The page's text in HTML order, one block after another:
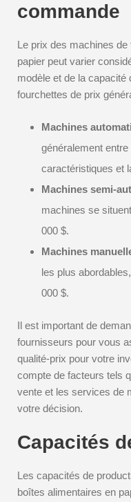
commande
Le prix des machines
papier peut varier
modèle et de la capacité
fourchettes de prix
Machines
généralement
caractéristiques et
Machines semi-
machines se
000 $.
Machines
les plus
000 $.
Il est important de
fournisseurs pour vous
qualité-prix pour votre
compte de facteurs tels
vente et les services de
votre décision.
Capacités
Les capacités de
boîtes alimentaires en